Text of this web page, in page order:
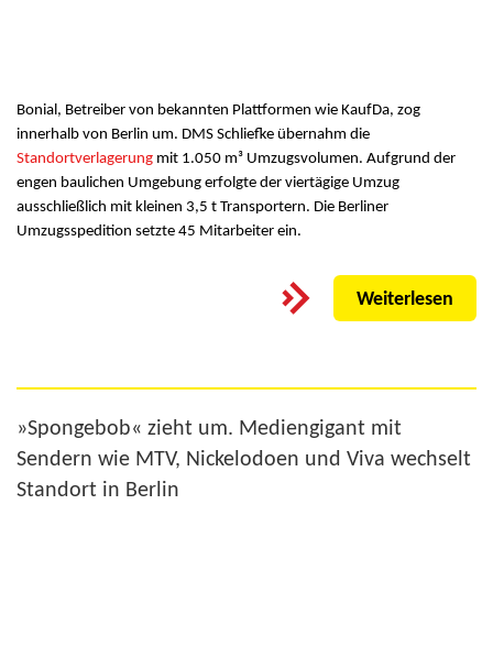
Bonial, Betreiber von bekannten Plattformen wie KaufDa, zog
innerhalb von Berlin um. DMS Schliefke übernahm die
Standortverlagerung mit 1.050 m³ Umzugsvolumen. Aufgrund der
engen baulichen Umgebung erfolgte der viertägige Umzug
ausschließlich mit kleinen 3,5 t Transportern. Die Berliner
Umzugsspedition setzte 45 Mitarbeiter ein.
Weiterlesen
»Spongebob« zieht um. Mediengigant mit
Sendern wie MTV, Nickelodoen und Viva wechselt
Standort in Berlin